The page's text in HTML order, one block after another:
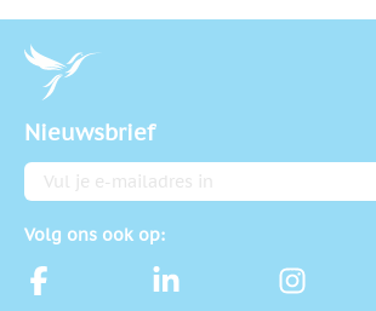
Nieuwsbrief
E-mailadres
Volg ons ook op: